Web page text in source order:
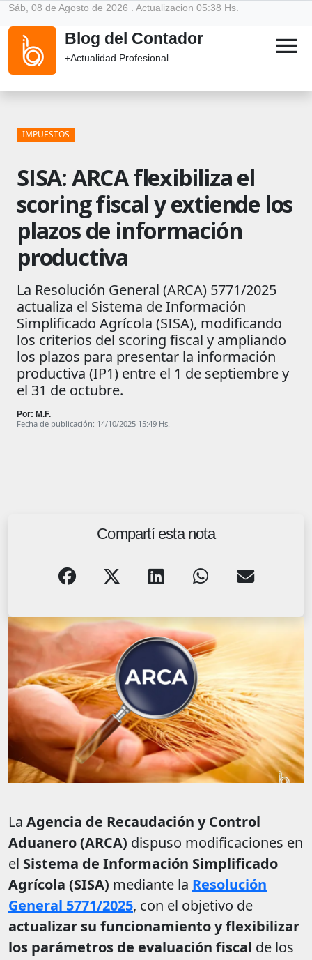
Sáb, 08 de Agosto de 2026 . Actualizacion 05:38 Hs.
Blog del Contador
+Actualidad Profesional menu
IMPUESTOS
SISA: ARCA flexibiliza el
scoring fiscal y extiende los
plazos de información
productiva
La Resolución General (ARCA) 5771/2025
actualiza el Sistema de Información
Simplificado Agrícola (SISA), modificando
los criterios del scoring fiscal y ampliando
los plazos para presentar la información
productiva (IP1) entre el 1 de septiembre y
el 31 de octubre.
Por: M.F.
Fecha de publicación: 14/10/2025 15:49 Hs.
Compartí esta nota
La Agencia de Recaudación y Control
Aduanero (ARCA) dispuso modificaciones en
el Sistema de Información Simplificado
Agrícola (SISA) mediante la Resolución
General 5771/2025, con el objetivo de
actualizar su funcionamiento y flexibilizar
los parámetros de evaluación fiscal de los